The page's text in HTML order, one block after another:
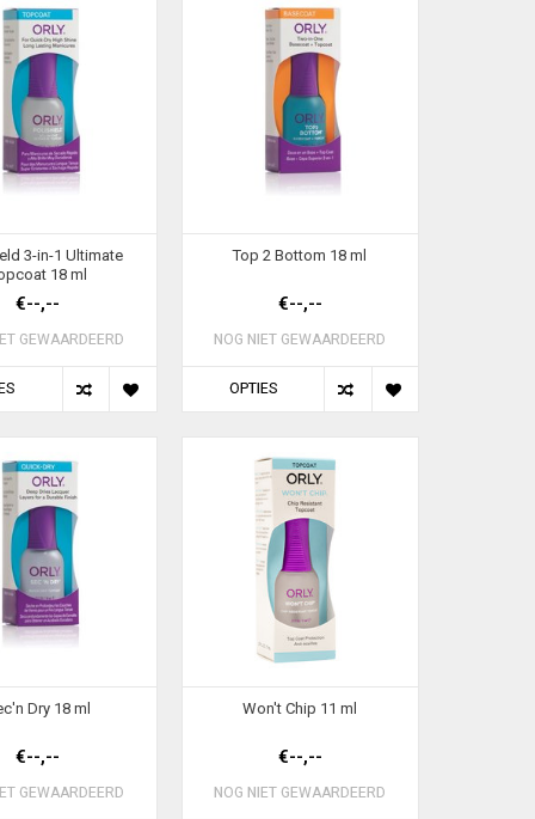
3-in-1 Ultimate
18 ml
€--,--
GEWAARDEERD
Top 2 Bottom 18 ml
€--,--
NOG NIET GEWAARDEERD
OPTIES
Dry 18 ml
€--,--
GEWAARDEERD
Won't Chip 11 ml
€--,--
NOG NIET GEWAARDEERD